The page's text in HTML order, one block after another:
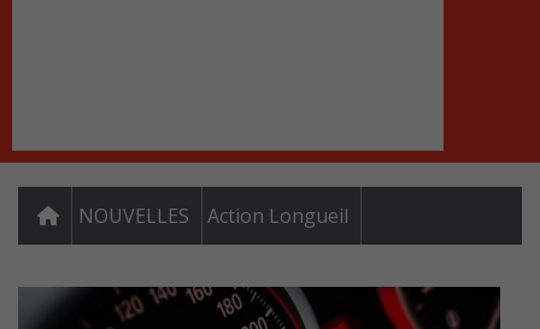
NOUVELLES Action Longueil